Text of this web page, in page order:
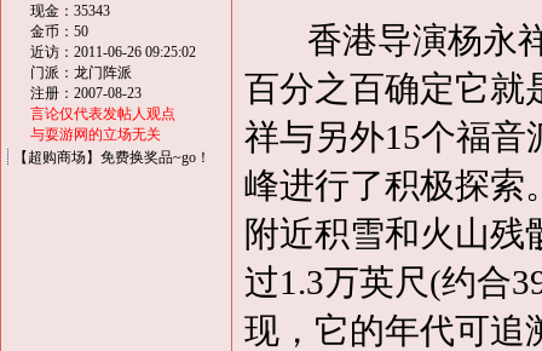
现金：35343
金币：50
近访：2011-06-26 09:25:02
门派：龙门阵派
注册：2007-08-23
言论仅代表发帖人观点
与耍游网的立场无关
【超购商场】免费换奖品~go！
香港导演杨永
百分之百确定它就
祥与另外15个福音
峰进行了积极探索
附近积雪和火山残
过1.3万英尺(约合
现，它的年代可追